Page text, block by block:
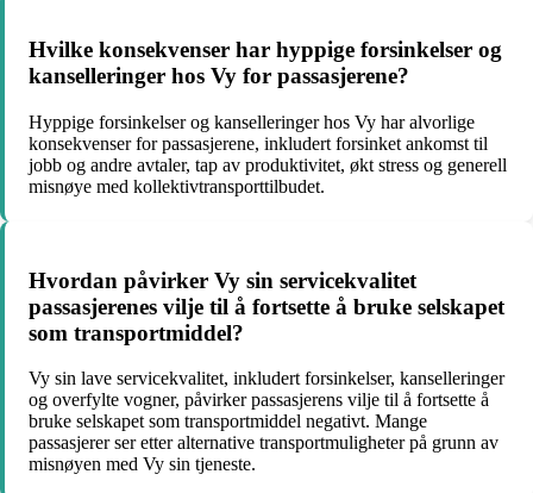
Hvilke konsekvenser har hyppige forsinkelser og
kanselleringer hos Vy for passasjerene?
Hyppige forsinkelser og kanselleringer hos Vy har alvorlige
konsekvenser for passasjerene, inkludert forsinket ankomst til
jobb og andre avtaler, tap av produktivitet, økt stress og generell
misnøye med kollektivtransporttilbudet.
Hvordan påvirker Vy sin servicekvalitet
passasjerenes vilje til å fortsette å bruke selskapet
som transportmiddel?
Vy sin lave servicekvalitet, inkludert forsinkelser, kanselleringer
og overfylte vogner, påvirker passasjerens vilje til å fortsette å
bruke selskapet som transportmiddel negativt. Mange
passasjerer ser etter alternative transportmuligheter på grunn av
misnøyen med Vy sin tjeneste.